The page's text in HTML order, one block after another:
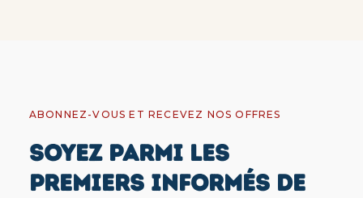
ABONNEZ-VOUS ET RECEVEZ NOS OFFRES
SOYEZ PARMI LES
PREMIERS INFORMÉS DE